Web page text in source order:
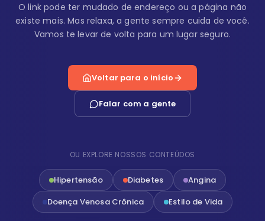
O link pode ter mudado de endereço ou a página não
existe mais. Mas relaxa, a gente sempre cuida de você.
Vamos te levar de volta para um lugar seguro.
Voltar para o início
Falar com a gente
OU EXPLORE NOSSOS CONTEÚDOS
Hipertensão Diabetes
Angina
Doença Venosa Crônica
Estilo de Vida